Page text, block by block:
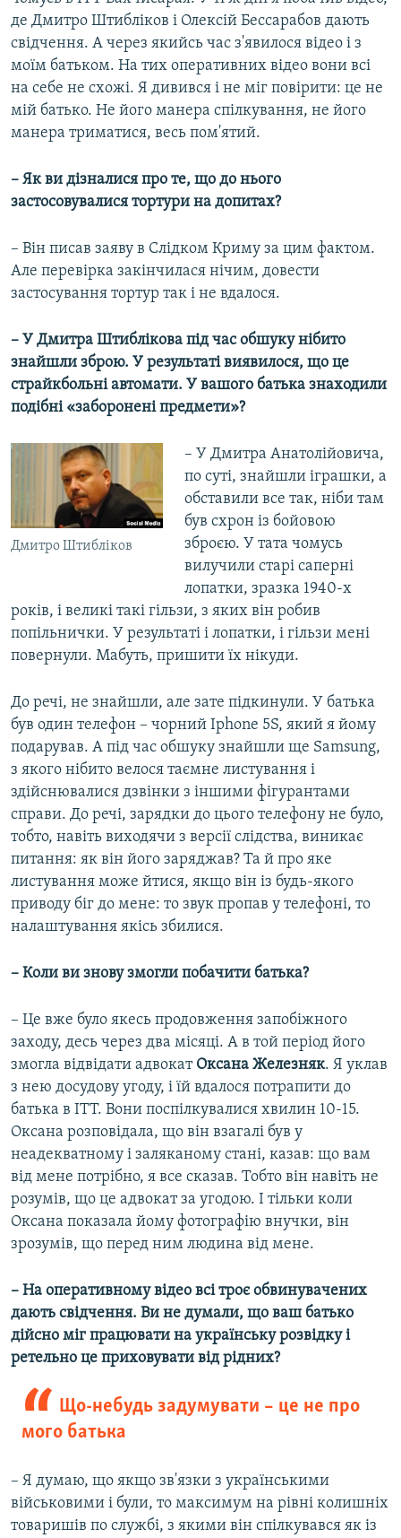
де Дмитро Штибліков і Олексій Бессарабов дають
свідчення. А через якийсь час з'явилося відео і з
моїм батьком. На тих оперативних відео вони всі
на себе не схожі. Я дивився і не міг повірити: це не
мій батько. Не його манера спілкування, не його
манера триматися, весь пом'ятий.
– Як ви дізналися про те, що до нього
застосовувалися тортури на допитах?
– Він писав заяву в Слідком Криму за цим фактом.
Але перевірка закінчилася нічим, довести
застосування тортур так і не вдалося.
– У Дмитра Штиблікова під час обшуку нібито
знайшли зброю. У результаті виявилося, що це
страйкбольні автомати. У вашого батька знаходили
подібні «заборонені предмети»?
Дмитро Штибліков
– У Дмитра Анатолійовича,
по суті, знайшли іграшки, а
обставили все так, ніби там
був схрон із бойовою
зброєю. У тата чомусь
вилучили старі саперні
лопатки, зразка 1940-х
років, і великі такі гільзи, з яких він робив
попільнички. У результаті і лопатки, і гільзи мені
повернули. Мабуть, пришити їх нікуди.
До речі, не знайшли, але зате підкинули. У батька
був один телефон – чорний Iphone 5S, який я йому
подарував. А під час обшуку знайшли ще Samsung,
з якого нібито велося таємне листування і
здійснювалися дзвінки з іншими фігурантами
справи. До речі, зарядки до цього телефону не було,
тобто, навіть виходячи з версії слідства, виникає
питання: як він його заряджав? Та й про яке
листування може йтися, якщо він із будь-якого
приводу біг до мене: то звук пропав у телефоні, то
налаштування якісь збилися.
– Коли ви знову змогли побачити батька?
– Це вже було якесь продовження запобіжного
заходу, десь через два місяці. А в той період його
змогла відвідати адвокат Оксана Железняк. Я уклав
з нею досудову угоду, і їй вдалося потрапити до
батька в ІТТ. Вони поспілкувалися хвилин 10-15.
Оксана розповідала, що він взагалі був у
неадекватному і заляканому стані, казав: що вам
від мене потрібно, я все сказав. Тобто він навіть не
розумів, що це адвокат за угодою. І тільки коли
Оксана показала йому фотографію внучки, він
зрозумів, що перед ним людина від мене.
– На оперативному відео всі троє обвинувачених
дають свідчення. Ви не думали, що ваш батько
дійсно міг працювати на українську розвідку і
ретельно це приховувати від рідних?
Що-небудь задумувати – це не про
мого батька
– Я думаю, що якщо зв'язки з українськими
військовими і були, то максимум на рівні колишніх
товаришів по службі, з якими він спілкувався як із